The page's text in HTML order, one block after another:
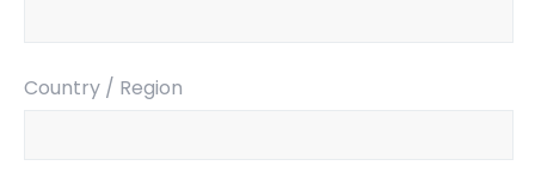
Country / Region